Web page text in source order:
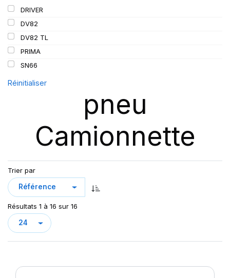
DRIVER
DV82
DV82 TL
PRIMA
SN66
Réinitialiser
pneu
Camionnette
Trier par
Résultats 1 à 16 sur 16